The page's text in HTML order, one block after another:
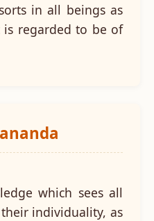
in all beings as
regarded to be of
which sees all
individuality, as